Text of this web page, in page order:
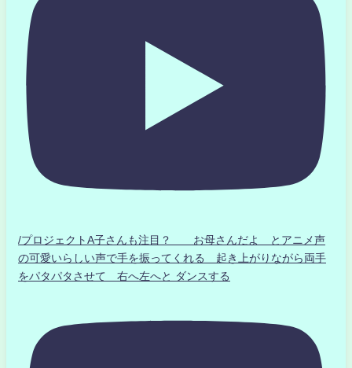
/プロジェクトA子さんも注目？ お母さんだよ とアニメ声
の可愛いらしい声で手を振ってくれる 起き上がりながら両手
をパタパタさせて 右へ左へと ダンスする